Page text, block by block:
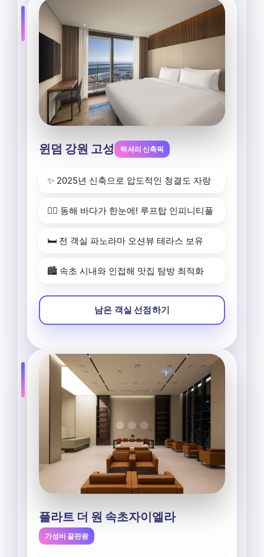
윈덤 강원 고성 럭셔리 신축픽
✨ 2025년 신축으로 압도적인 청결도 자랑
🏊‍♀️ 동해 바다가 한눈에! 루프탑 인피니티풀
🛏️ 전 객실 파노라마 오션뷰 테라스 보유
🏙️ 속초 시내와 인접해 맛집 탐방 최적화
남은 객실 선점하기
플라트 더 원 속초자이엘라
가성비 끝판왕